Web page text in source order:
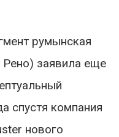
румынская
заявила еще
спустя компания
нового